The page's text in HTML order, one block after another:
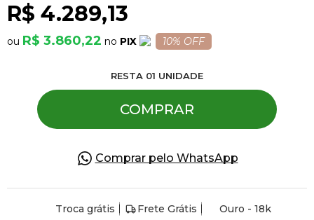
R$ 4.289,13
R$ 3.860,22 PIX 10% OFF
RESTA 01 UNIDADE
COMPRAR
Comprar pelo WhatsApp
Troca grátis Frete Grátis Ouro - 18k
Piercing
Pedras Preciosas
Presente
OFERTAS